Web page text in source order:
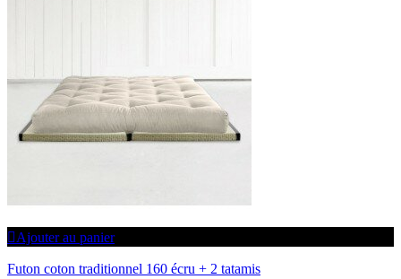
Ajouter au panier
Futon coton traditionnel 160 écru + 2 tatamis